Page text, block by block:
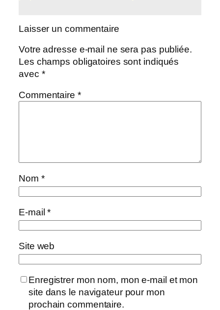
Laisser un commentaire
Votre adresse e-mail ne sera pas publiée.
Les champs obligatoires sont indiqués
avec *
Commentaire *
Nom *
E-mail*
Site web
Enregistrer mon nom, mon e-mail et mon
site dans le navigateur pour mon
prochain commentaire.